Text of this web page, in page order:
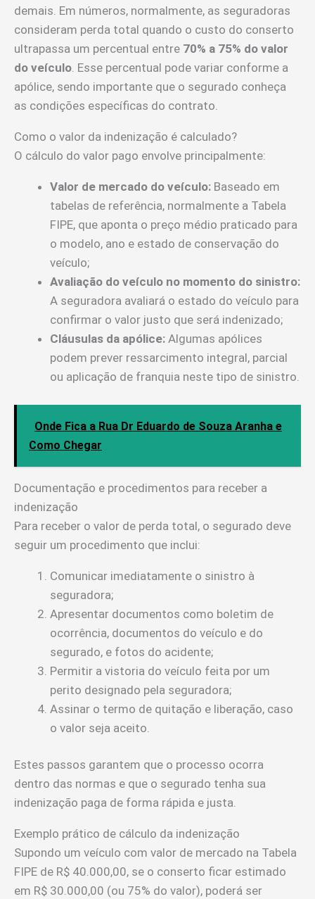
demais. Em números, normalmente, as seguradoras
consideram perda total quando o custo do conserto
ultrapassa um percentual entre 70% a 75% do valor
do veículo. Esse percentual pode variar conforme a
apólice, sendo importante que o segurado conheça
as condições específicas do contrato.
Como o valor da indenização é calculado?
O cálculo do valor pago envolve principalmente:
Valor de mercado do veículo: Baseado em
tabelas de referência, normalmente a Tabela
FIPE, que aponta o preço médio praticado para
o modelo, ano e estado de conservação do
veículo;
Avaliação do veículo no momento do sinistro:
A seguradora avaliará o estado do veículo para
confirmar o valor justo que será indenizado;
Cláusulas da apólice: Algumas apólices
podem prever ressarcimento integral, parcial
ou aplicação de franquia neste tipo de sinistro.
Onde Fica a Rua Dr Eduardo de Souza Aranha e
Como Chegar
Documentação e procedimentos para receber a
indenização
Para receber o valor de perda total, o segurado deve
seguir um procedimento que inclui:
Comunicar imediatamente o sinistro à
seguradora;
Apresentar documentos como boletim de
ocorrência, documentos do veículo e do
segurado, e fotos do acidente;
Permitir a vistoria do veículo feita por um
perito designado pela seguradora;
Assinar o termo de quitação e liberação, caso
o valor seja aceito.
Estes passos garantem que o processo ocorra
dentro das normas e que o segurado tenha sua
indenização paga de forma rápida e justa.
Exemplo prático de cálculo da indenização
Supondo um veículo com valor de mercado na Tabela
FIPE de R$ 40.000,00, se o conserto ficar estimado
em R$ 30.000,00 (ou 75% do valor), poderá ser